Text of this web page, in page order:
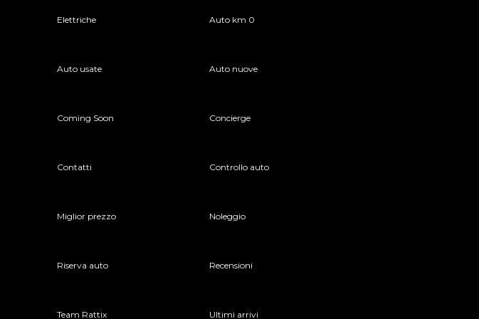
Elettriche Auto km 0
Auto usate Auto nuove
Coming Soon Concierge
Contatti Controllo auto
Miglior prezzo Noleggio
Riserva auto Recensioni
Team Rattix Ultimi arrivi